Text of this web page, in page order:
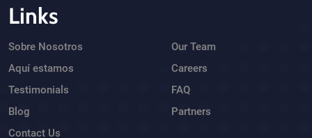
Links
Sobre Nosotros
Aquí estamos
Testimonials
Blog
Contact Us
Our Team
Careers
FAQ
Partners